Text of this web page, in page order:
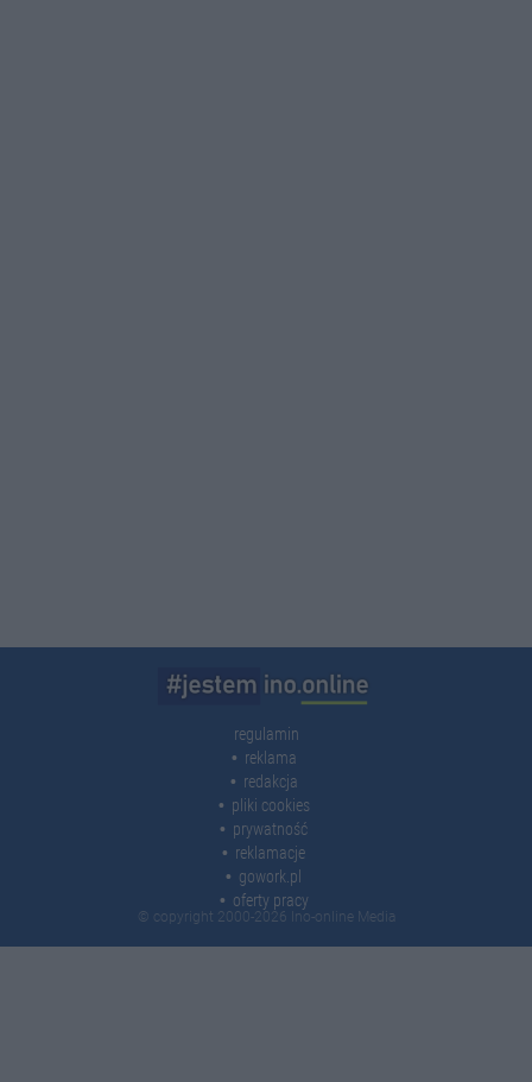
regulamin
reklama
redakcja
pliki cookies
prywatność
reklamacje
gowork.pl
oferty pracy
© copyright 2000-2026 Ino-online Media